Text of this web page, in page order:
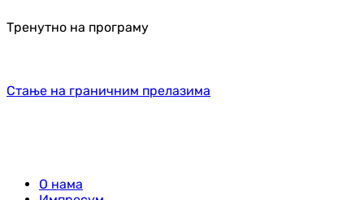
Тренутно на програму
Стање на граничним прелазима
О нама